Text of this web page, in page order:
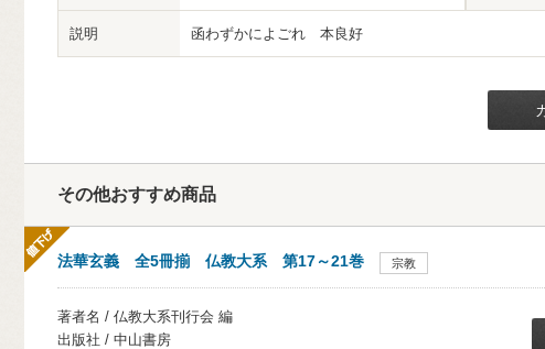
説明 函わずかによごれ 本良好
その他おすすめ商品
法華玄義 全5冊揃 仏教大系 第17～21巻 宗教
著者名 / 仏教大系刊行会 編
出版社 / 中山書房